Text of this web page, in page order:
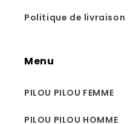
Politique de livraison
Menu
PILOU PILOU FEMME
PILOU PILOU HOMME